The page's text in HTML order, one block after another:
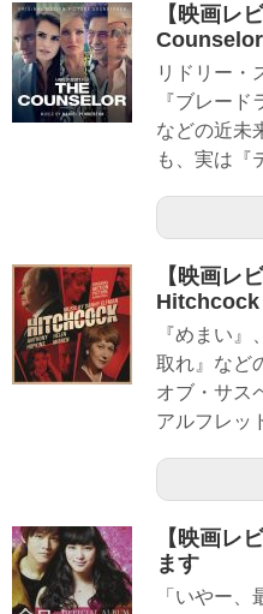
【映画レ
Counselor
リドリー・
『ブレード
などの近未
も、実は『
【映画レ
Hitchcock
『めまい
取れ』など
オブ・サス
アルフレッ
【映画レ
ます
「いやー